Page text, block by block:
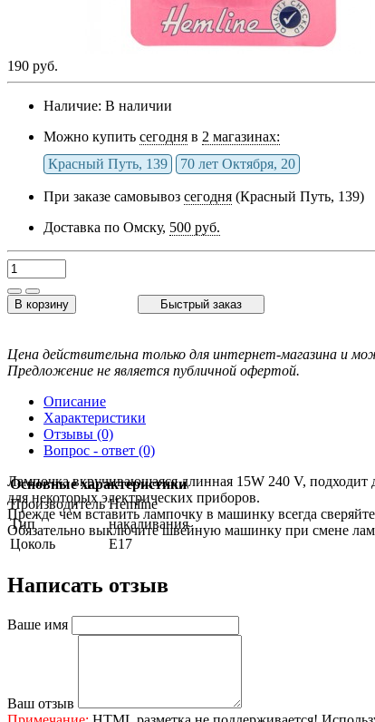
190 руб.
Наличие: В наличии
Можно купить сегодня в 2 магазинах:
Красный Путь, 139
70 лет Октября, 20
При заказе самовывоз сегодня (Красный Путь, 139)
Доставка по Омску, 500 руб.
В корзину Быстрый заказ
Цена действительна только для интернет-магазина и
Предложение не является публичной офертой.
Описание
Характеристики
Отзывы (0)
Вопрос - ответ (0)
Лампочка вкручивающаяся длинная 15W 240 V,
для некоторых электрических приборов.
Прежде чем вставить лампочку в машинку всегда
Обязательно выключите швейную машинку при смене
Основные характеристики
Производитель Hemline
Тип
накаливания
Цоколь
E17
Написать отзыв
Ваше имя
Ваш отзыв